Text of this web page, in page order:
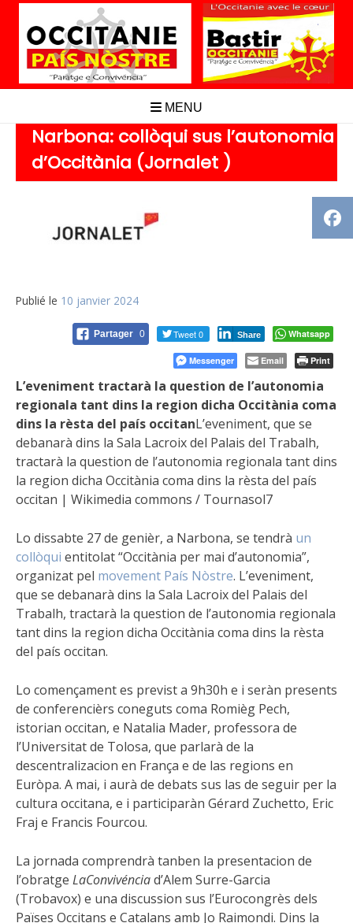
Aller
contenu
MENU
Narbona: collòqui sus l’autonomia
d’Occitània (Jornalet )
Publié le 10 janvier 2024
Partager 0 Tweet 0 Share Whatsapp
Messenger Email Print
L’eveniment tractarà la question de l’autonomia
regionala tant dins la region dicha Occitània coma
dins la rèsta del país occitanL’eveniment, que se
debanarà dins la Sala Lacroix del Palais del Trabalh,
tractarà la question de l’autonomia regionala tant dins
la region dicha Occitània coma dins la rèsta del país
occitan | Wikimedia commons / Tournasol7
Lo dissabte 27 de genièr, a Narbona, se tendrà un
collòqui entitolat “Occitània per mai d’autonomia”,
organizat pel movement País Nòstre. L’eveniment,
que se debanarà dins la Sala Lacroix del Palais del
Trabalh, tractarà la question de l’autonomia regionala
tant dins la region dicha Occitània coma dins la rèsta
del país occitan.
Lo començament es previst a 9h30h e i seràn presents
de conferencièrs coneguts coma Romièg Pech,
istorian occitan, e Natalia Mader, professora de
l’Universitat de Tolosa, que parlarà de la
descentralizacion en França e de las regions en
Euròpa. A mai, i aurà de debats sus las de seguir per la
cultura occitana, e i participaràn Gérard Zuchetto, Eric
Fraj e Francis Fourcou.
La jornada comprendrà tanben la presentacion de
l’obratge LaConvivénciad’Alem Surre-Garcia
(Trobavox) e una discussion sus l’Eurocongrès dels
Païses Occitans e Catalans amb Jo Raimondi. Dins la